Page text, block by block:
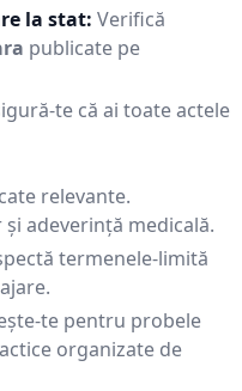
la stat: Verifică
publicate pe
te că ai toate actele
relevante.
adeverință medicală.
termenele-limită
te pentru probele
organizate de